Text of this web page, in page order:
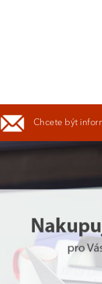
Chcete být